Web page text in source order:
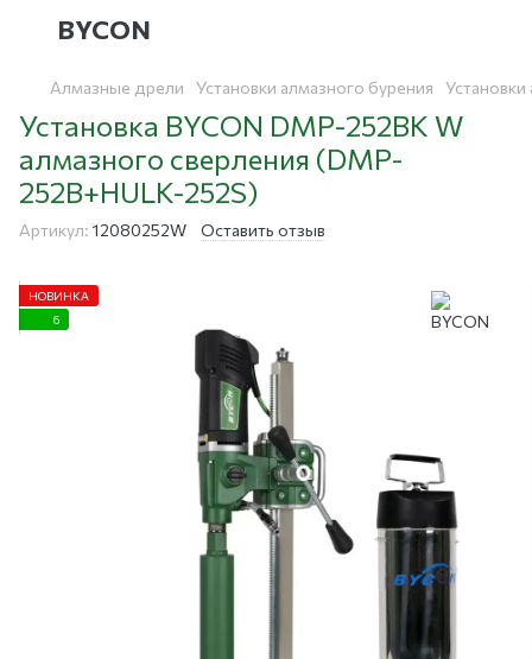
BYCON
Алмазные дрели Установки алмазного бурения
Установка BYCON DMP-252BK W
алмазного сверления (DMP-
252B+HULK-252S)
Артикул: 12080252W Оставить отзыв
НОВИНКА
6